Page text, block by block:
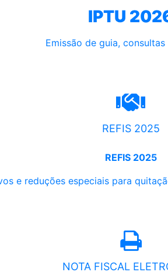
IPTU
Emissão de guia,
REFIS 2025
REFIS 2025
e reduções especiais para
NOTA FISCAL